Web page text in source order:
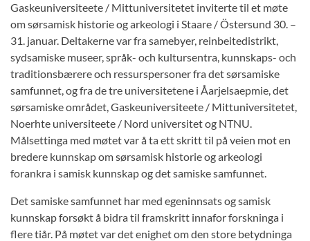
Gaskeuniversiteete / Mittuniversitetet inviterte til et møte
om sørsamisk historie og arkeologi i Staare / Östersund 30. –
31. januar. Deltakerne var fra samebyer, reinbeitedistrikt,
sydsamiske museer, språk- och kultursentra, kunnskaps- och
traditionsbærere och ressurspersoner fra det sørsamiske
samfunnet, og fra de tre universitetene i Åarjelsaepmie, det
sørsamiske området, Gaskeuniversiteete / Mittuniversitetet,
Noerhte universiteete / Nord universitet og NTNU.
Målsettinga med møtet var å ta ett skritt til på veien mot en
bredere kunnskap om sørsamisk historie og arkeologi
forankra i samisk kunnskap og det samiske samfunnet.
Det samiske samfunnet har med egeninnsats og samisk
kunnskap forsøkt å bidra til framskritt innafor forskninga i
flere tiår. På møtet var det enighet om den store betydninga